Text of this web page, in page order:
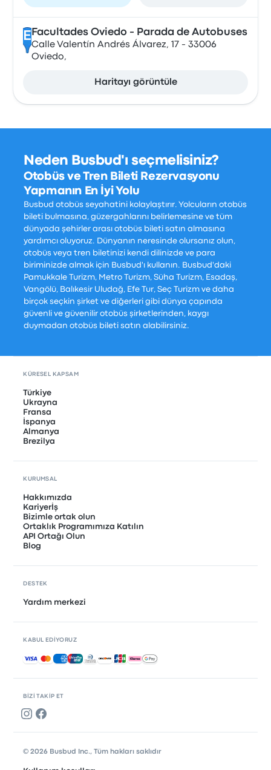
E Facultades Oviedo - Parada de Autobuses
Calle Valentín Andrés Álvarez, 17 - 33006
Oviedo,
Haritayı görüntüle
Neden Busbud'ı seçmelisiniz?
Otobüs ve Tren Bileti Rezervasyonu
Yapmanın En İyi Yolu
Busbud otobüs seyahatini kolaylaştırır. Yolcuların otobüs
bileti bulmasına, güzergahlarını belirlemesine ve tüm
dünyada şehirler arası otobüs bileti satın almasına
yardımcı oluyoruz. Dünyanın neresinde olursanız olun,
otobüs veya tren biletinizi kendi dilinizde ve para
biriminizde almak için Busbud'ı kullanın. Busbud'daki
Pamukkale Turizm, Metro Turizm, Süha Turizm, Esadaş,
Vangölü, Balıkesir Uludağ, Efe Tur, Seç Turizm ve daha
birçok seçkin şirket ve diğerleri gibi dünya çapında
güvenli ve güvenilir otobüs şirketlerinden, kaygı
duymadan otobüs bileti satın alabilirsiniz.
BIZI TAKIP ET
KÜRESEL KAPSAM
Türkiye
Ukrayna
Fransa
İspanya
Almanya
Brezilya
KURUMSAL
Hakkımızda
Kariyerİş
Bizimle ortak olun
Ortaklık Programımıza Katılın
API Ortağı Olun
Blog
DESTEK
Yardım merkezi
KABUL EDIYORUZ
Kabul edilen ödemeler
© 2026 Busbud Inc., Tüm hakları saklıdır